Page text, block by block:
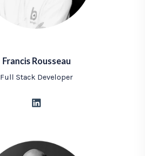
Francis Rousseau
Full Stack Developer